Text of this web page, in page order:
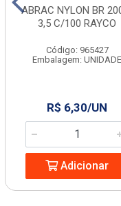
ABRAC NYLON BR
3,5 C/100 RAYCO
Código: 965427
Embalagem: UNIDADE
R$ 6,30/UN
Adicionar